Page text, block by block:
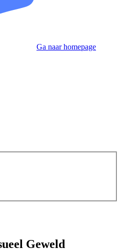
Ga naar homepage
Geweld